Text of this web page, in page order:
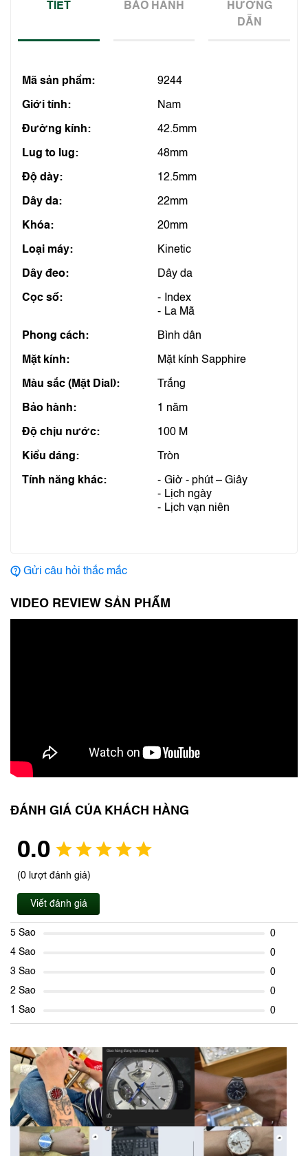
TIẾT BẢO HÀNH
HƯỚNG
DẪN
Mã sản phẩm: 9244
Giới tính: Nam
Đường kính: 42.5mm
Lug to lug: 48mm
Độ dày: 12.5mm
Dây da: 22mm
Khóa: 20mm
Loại máy: Kinetic
Dây đeo: Dây da
Cọc số:
Index
La Mã
Phong cách: Bình dân
Mặt kính: Mặt kính Sapphire
Màu sắc (Mặt Dial): Trắng
Bảo hành: 1 năm
Độ chịu nước: 100 M
Kiểu dáng: Tròn
Tính năng khác:
Giờ - phút – Giây
Lịch ngày
Lịch vạn niên
Gửi câu hỏi thắc mắc
VIDEO REVIEW SẢN PHẨM
ĐÁNH GIÁ CỦA KHÁCH HÀNG
0.0
(0 lượt đánh giá)
Viết đánh giá
5 Sao
0
4 Sao
0
3 Sao
0
2 Sao
0
1 Sao
0